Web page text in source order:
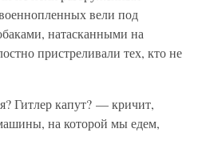
вели под
натасканными на
пристреливали тех, кто не
Гитлер капут? — кричит,
на которой мы едем,